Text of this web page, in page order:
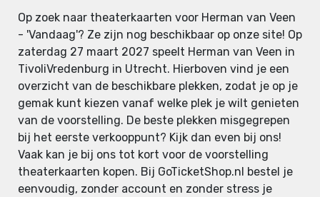
Op zoek naar theaterkaarten voor Herman van Veen
- 'Vandaag'? Ze zijn nog beschikbaar op onze site! Op
zaterdag 27 maart 2027 speelt Herman van Veen in
TivoliVredenburg in Utrecht. Hierboven vind je een
overzicht van de beschikbare plekken, zodat je op je
gemak kunt kiezen vanaf welke plek je wilt genieten
van de voorstelling. De beste plekken misgegrepen
bij het eerste verkooppunt? Kijk dan even bij ons!
Vaak kan je bij ons tot kort voor de voorstelling
theaterkaarten kopen. Bij GoTicketShop.nl bestel je
eenvoudig, zonder account en zonder stress je